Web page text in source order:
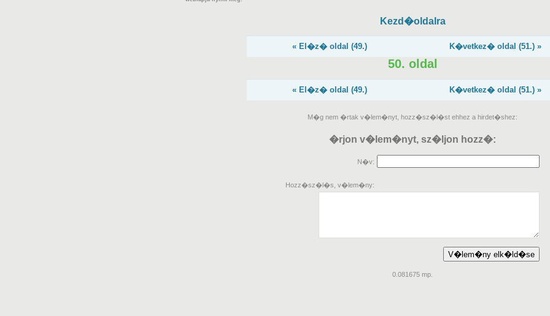
Kezd�oldalra
« El�z� oldal (49.) K�vetkez� oldal (51.) »
50. oldal
« El�z� oldal (49.) K�vetkez� oldal (51.) »
M�g nem �rtak v�lem�nyt, hozz�sz�l�st ehhez a hirdet�shez:
�rjon v�lem�nyt, sz�ljon hozz�:
N�v:
Hozz�sz�l�s, v�lem�ny:
0.081675 mp.